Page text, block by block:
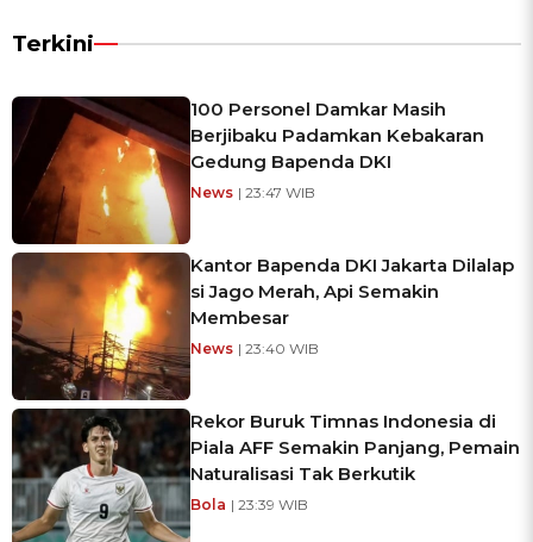
Terkini
100 Personel Damkar Masih
Berjibaku Padamkan Kebakaran
Gedung Bapenda DKI
News | 23:47 WIB
Kantor Bapenda DKI Jakarta Dilalap
si Jago Merah, Api Semakin
Membesar
News | 23:40 WIB
Rekor Buruk Timnas Indonesia di
Piala AFF Semakin Panjang, Pemain
Naturalisasi Tak Berkutik
Bola | 23:39 WIB